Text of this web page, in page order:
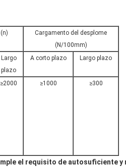
Cargamento del desplome
(N/100mm)
Largo
plazo
A corto plazo Largo plazo
≥2000 ≥1000
≥300
el requisito de autosuficiente y